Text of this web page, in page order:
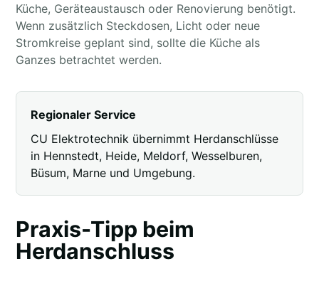
Küche, Geräteaustausch oder Renovierung benötigt.
Wenn zusätzlich Steckdosen, Licht oder neue
Stromkreise geplant sind, sollte die Küche als
Ganzes betrachtet werden.
Regionaler Service
CU Elektrotechnik übernimmt Herdanschlüsse
in Hennstedt, Heide, Meldorf, Wesselburen,
Büsum, Marne und Umgebung.
Praxis-Tipp beim
Herdanschluss